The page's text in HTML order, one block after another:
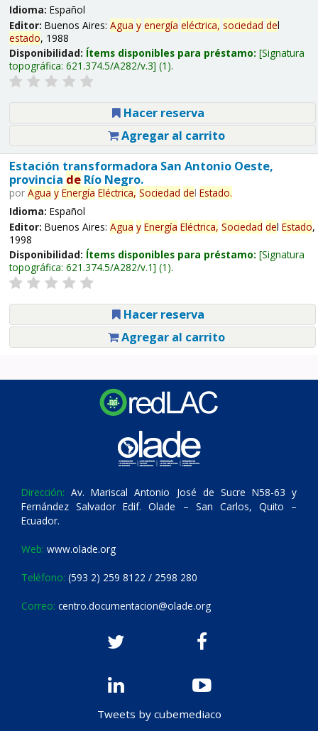
Idioma: Español
Editor: Buenos Aires: Agua y energía eléctrica, sociedad del
estado, 1988
Disponibilidad: Ítems disponibles para préstamo: Signatura
topográfica: 621.374.5/A282/v.3 (1).
Hacer reserva
Agregar al carrito
Estación transformadora San Antonio Oeste,
provincia deRío Negro.
por Agua y Energía Eléctrica, Sociedad del Estado.
Idioma: Español
Editor: Buenos Aires: Agua y Energía Eléctrica, Sociedad del Estado,
1998
Disponibilidad: Ítems disponibles para préstamo: Signatura
topográfica: 621.374.5/A282/v.1 (1).
Hacer reserva
Agregar al carrito
Dirección: Av. Mariscal Antonio José de Sucre N58-63 y
Fernández Salvador Edif. Olade – San Carlos, Quito –
Ecuador.
Web: www.olade.org
Teléfono: (593 2) 259 8122 / 2598 280
Correo: centro.documentacion@olade.org
Tweets by cubemediaco